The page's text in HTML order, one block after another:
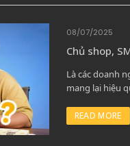
08/07/2025
Chủ shop,
Là các doanh
mang lại hiệu
READ MORE